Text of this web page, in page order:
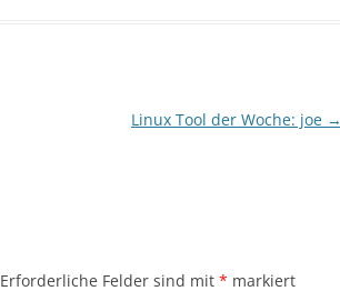
Linux Tool der Woche: joe →
Erforderliche Felder sind mit * markiert